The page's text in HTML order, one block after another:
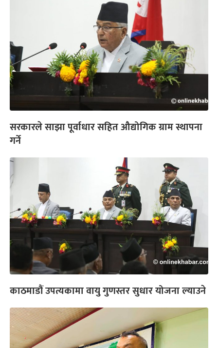
सरकारले साझा पूर्वाधार सहित औद्योगिक ग्राम स्थापना
गर्ने
काठमाडौं उपत्यकामा वायु गुणस्तर सुधार योजना ल्याउने